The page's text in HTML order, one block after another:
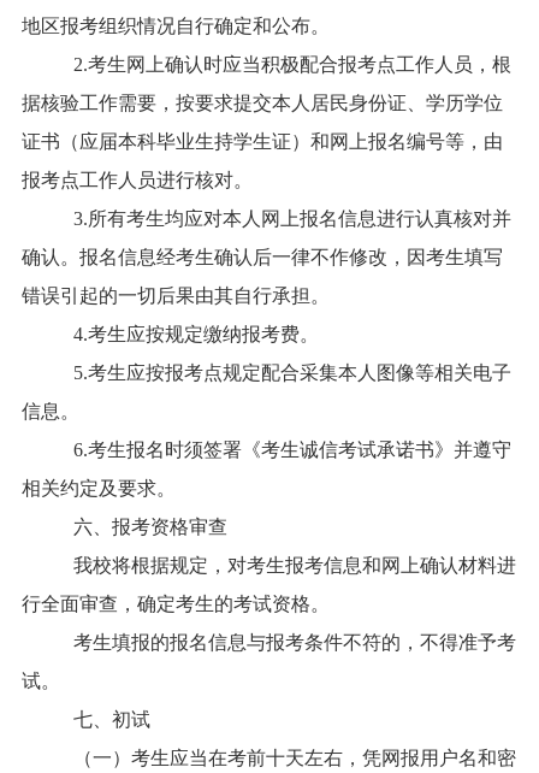
地区报考组织情况自行确定和公布。
2.考生网上确认时应当积极配合报考点工作人员，根
据核验工作需要，按要求提交本人居民身份证、学历学位
证书（应届本科毕业生持学生证）和网上报名编号等，由
报考点工作人员进行核对。
3.所有考生均应对本人网上报名信息进行认真核对并
确认。报名信息经考生确认后一律不作修改，因考生填写
错误引起的一切后果由其自行承担。
4.考生应按规定缴纳报考费。
5.考生应按报考点规定配合采集本人图像等相关电子
信息。
6.考生报名时须签署《考生诚信考试承诺书》并遵守
相关约定及要求。
六、报考资格审查
我校将根据规定，对考生报考信息和网上确认材料进
行全面审查，确定考生的考试资格。
考生填报的报名信息与报考条件不符的，不得准予考
试。
七、初试
（一）考生应当在考前十天左右，凭网报用户名和密